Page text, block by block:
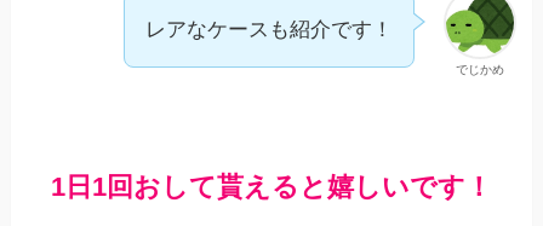
でじかめ
レアなケースも紹介です！
1日1回おして貰えると嬉しいです！